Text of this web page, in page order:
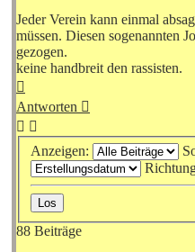
Jeder Verein kann einmal
müssen. Diesen sogenannten
gezogen.
keine handbreit den rassisten.
oben
Antworten
Anzeigen:
88 Beiträge